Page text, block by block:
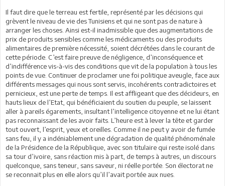
Il faut dire que le terreau est fertile, représenté par les décisions qui
grèvent le niveau de vie des Tunisiens et qui ne sont pas de nature à
arranger les choses. Ainsi est-il inadmissible que des augmentations de
prix de produits sensibles comme les médicaments ou des produits
alimentaires de première nécessité, soient décrétées dans le courant de
cette période. C’est faire preuve de négligence, d’inconséquence et
d’indifférence vis-à-vis des conditions que vit de la population à tous les
points de vue. Continuer de proclamer une foi politique aveugle, face aux
différents messages qui nous sont servis, incohérents contradictoires et
pernicieux, est une perte de temps. Il est affligeant que des décideurs, en
hauts lieux de l’Etat, qui bénéficiaient du soutien du peuple, se laissent
aller à pareils égarements, insultant l’intelligence citoyenne et ne lui étant
pas reconnaissant de les avoir faits. L’heure est à lever la tête et garder
tout ouvert, l’esprit, yeux et oreilles. Comme il ne peut y avoir de fumée
sans feu, il y a indéniablement une dégradation de qualité phénoménale
de la Présidence de la République, avec son titulaire qui reste isolé dans
sa tour d’ivoire, sans réaction mis à part, de temps à autres, un discours
quelconque, sans teneur, sans saveur, ni réelle portée. Son électorat ne
se reconnait plus en elle alors qu’il l’avait portée aux nues.